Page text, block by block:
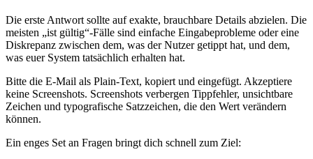
Die erste Antwort sollte auf exakte, brauchbare Details abzielen. Die
meisten „ist gültig“‑Fälle sind einfache Eingabeprobleme oder eine
Diskrepanz zwischen dem, was der Nutzer getippt hat, und dem,
was euer System tatsächlich erhalten hat.
Bitte die E‑Mail als Plain‑Text, kopiert und eingefügt. Akzeptiere
keine Screenshots. Screenshots verbergen Tippfehler, unsichtbare
Zeichen und typografische Satzzeichen, die den Wert verändern
können.
Ein enges Set an Fragen bringt dich schnell zum Ziel: